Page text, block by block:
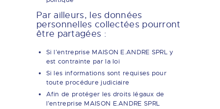
Par ailleurs, les données
personnelles collectées pourront
être partagées :
Si l’entreprise MAISON E.ANDRE SPRL y
est contrainte par la loi
Si les informations sont requises pour
toute procédure judiciaire
Afin de protéger les droits légaux de
l’entreprise MAISON E.ANDRE SPRL